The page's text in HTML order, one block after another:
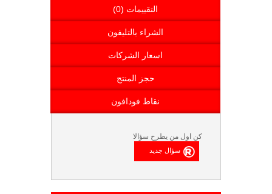
التقييمات (0)
الشراء بالتليفون
اسعار الشركات
حجز المنتج
نقاط فودافون
كن اول من يطرح سؤالا